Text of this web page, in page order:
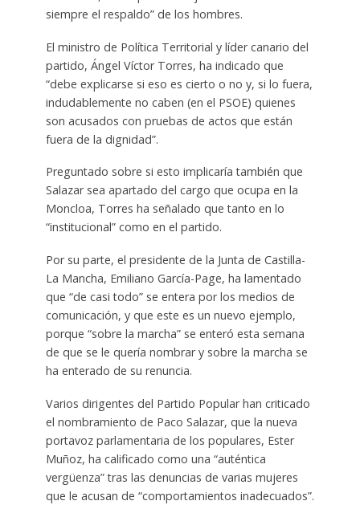
siempre el respaldo” de los hombres.
El ministro de Política Territorial y líder canario del
partido, Ángel Víctor Torres, ha indicado que
“debe explicarse si eso es cierto o no y, si lo fuera,
indudablemente no caben (en el PSOE) quienes
son acusados con pruebas de actos que están
fuera de la dignidad”.
Preguntado sobre si esto implicaría también que
Salazar sea apartado del cargo que ocupa en la
Moncloa, Torres ha señalado que tanto en lo
“institucional” como en el partido.
Por su parte, el presidente de la Junta de Castilla-
La Mancha, Emiliano García-Page, ha lamentado
que “de casi todo” se entera por los medios de
comunicación, y que este es un nuevo ejemplo,
porque “sobre la marcha” se enteró esta semana
de que se le quería nombrar y sobre la marcha se
ha enterado de su renuncia.
Varios dirigentes del Partido Popular han criticado
el nombramiento de Paco Salazar, que la nueva
portavoz parlamentaria de los populares, Ester
Muñoz, ha calificado como una “auténtica
vergüenza” tras las denuncias de varias mujeres
que le acusan de “comportamientos inadecuados”.